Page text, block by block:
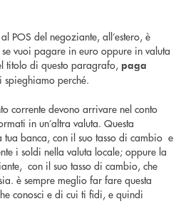
POS del negoziante, all’estero, è
vuoi pagare in euro oppure in valuta
titolo di questo paragrafo, paga
spieghiamo perché.
corrente devono arrivare nel conto
in un’altra valuta. Questa
banca, con il suo tasso di cambio e
i soldi nella valuta locale; oppure la
con il suo tasso di cambio, che
è sempre meglio far fare questa
conosci e di cui ti fidi, e quindi